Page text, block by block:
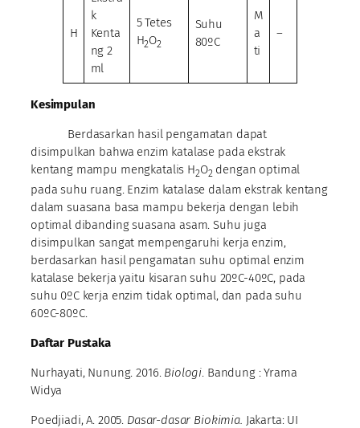
H
k
Kenta
ng 2
ml
5 Tetes
H2O2
Suhu
80ºC
M
a
ti
–
Kesimpulan
Berdasarkan hasil pengamatan dapat
disimpulkan bahwa enzim katalase pada ekstrak
kentang mampu mengkatalis H2O2 dengan optimal
pada suhu ruang. Enzim katalase dalam ekstrak kentang
dalam suasana basa mampu bekerja dengan lebih
optimal dibanding suasana asam. Suhu juga
disimpulkan sangat mempengaruhi kerja enzim,
berdasarkan hasil pengamatan suhu optimal enzim
katalase bekerja yaitu kisaran suhu 20ºC-40ºC, pada
suhu 0ºC kerja enzim tidak optimal, dan pada suhu
60ºC-80ºC.
Daftar Pustaka
Nurhayati, Nunung. 2016. Biologi . Bandung : Yrama
Widya
Poedjiadi, A. 2005. Dasar-dasar Biokimia. Jakarta: UI